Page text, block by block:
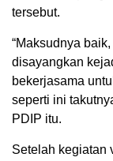
tersebut.
“Maksudnya
disayangkan
bekerjasama
seperti ini
PDIP itu.
Setelah kegiatan